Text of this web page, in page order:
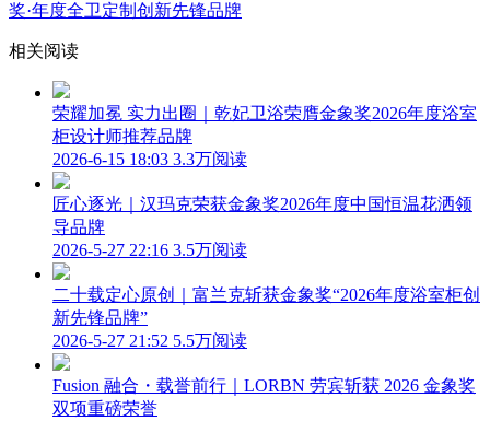
奖·年度全卫定制创新先锋品牌
相关阅读
荣耀加冕 实力出圈｜乾妃卫浴荣膺金象奖2026年度浴室
柜设计师推荐品牌
2026-6-15 18:03 3.3万阅读
匠心逐光｜汉玛克荣获金象奖2026年度中国恒温花洒领
导品牌
2026-5-27 22:16 3.5万阅读
二十载定心原创｜富兰克斩获金象奖“2026年度浴室柜创
新先锋品牌”
2026-5-27 21:52 5.5万阅读
Fusion 融合・载誉前行｜LORBN 劳宾斩获 2026 金象奖
双项重磅荣誉